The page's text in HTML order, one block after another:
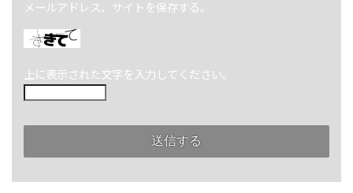
メールアドレス、サイトを保存する。
上に表示された文字を入力してください。